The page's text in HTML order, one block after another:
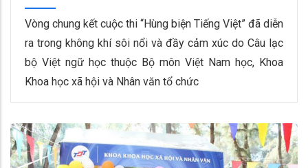
Vòng chung kết cuộc thi “Hùng biện Tiếng Việt” đã diễn
ra trong không khí sôi nổi và đầy cảm xúc do Câu lạc
bộ Việt ngữ học thuộc Bộ môn Việt Nam học, Khoa
Khoa học xã hội và Nhân văn tổ chức